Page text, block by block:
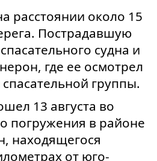
расстоянии около 15
Пострадавшую
судна и
где ее осмотрел
группы.
13 августа во
погружения в районе
находящегося
от юго-